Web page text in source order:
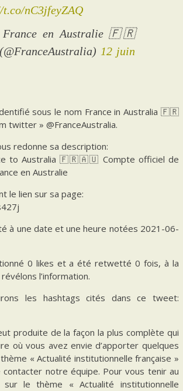
nC3jfeyZAQ
en Australie 🇫🇷
12 juin
sous le nom France in Australia 🇫🇷
twitter » @FranceAustralia.
redonne sa description:
to Australia 🇫🇷🇦🇺 Compte officiel de
en Australie
le lien sur sa page:
à une date et une heure notées 2021-06-
0 likes et a été retwetté 0 fois, à la
l’information.
les hashtags cités dans ce tweet:
produite de la façon la plus complète qui
où vous avez envie d’apporter quelques
« Actualité institutionnelle française »
notre équipe. Pour vous tenir au
le thème « Actualité institutionnelle